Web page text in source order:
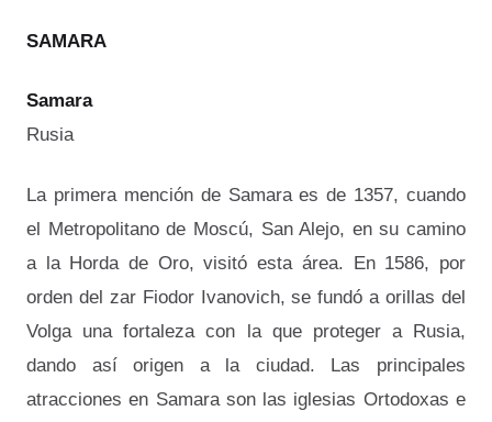
SAMARA
Samara
Rusia
La primera mención de Samara es de 1357, cuando
el Metropolitano de Moscú, San Alejo, en su camino
a la Horda de Oro, visitó esta área. En 1586, por
orden del zar Fiodor Ivanovich, se fundó a orillas del
Volga una fortaleza con la que proteger a Rusia,
dando así origen a la ciudad. Las principales
atracciones en Samara son las iglesias Ortodoxas e